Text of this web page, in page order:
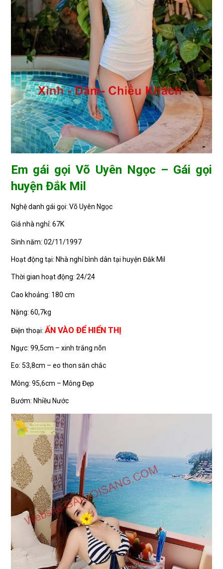
Em gái gọi Võ Uyên Ngọc – Gái gọi
huyện Đắk Mil
Nghệ danh gái gọi: Võ Uyên Ngọc
Giá nhà nghỉ: 67K
Sinh năm: 02/11/1997
Hoạt động tại: Nhà nghỉ bình dân tại huyện Đắk Mil
Thời gian hoạt động: 24/24
Cao khoảng: 180 cm
Nặng: 60,7kg
Điện thoại:ẤN VÀO ĐỂ HIỂN THỊ
Ngực: 99,5cm – xinh trắng nõn
Eo: 53,8cm – eo thon săn chắc
Mông: 95,6cm – Mông Đẹp
Bướm: Nhiều Nước